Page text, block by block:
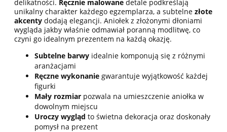
delikatności. Ręcznie malowane detale podkreślają
unikalny charakter każdego egzemplarza, a subtelne złote
akcenty dodają elegancji. Aniołek z złożonymi dłoniami
wygląda jakby właśnie odmawiał poranną modlitwę, co
czyni go idealnym prezentem na każdą okazję.
Subtelne barwy idealnie komponują się z różnymi
aranżacjami
Ręczne wykonanie gwarantuje wyjątkowość każdej
figurki
Mały rozmiar pozwala na umieszczenie aniołka w
dowolnym miejscu
Uroczy wygląd to świetna dekoracja oraz doskonały
pomysł na prezent